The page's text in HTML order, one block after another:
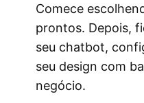
Comece
prontos. Depois,
seu chatbot,
seu design com
negócio.